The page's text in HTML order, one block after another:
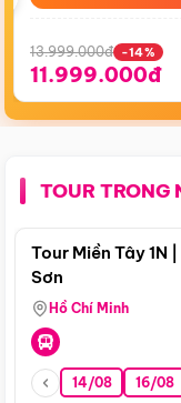
13.999.000đ -14%
11.999.000đ
TOUR TRONG
Tour Miền Tây 1N
Sơn
Hồ Chí Minh
14/08 16/08